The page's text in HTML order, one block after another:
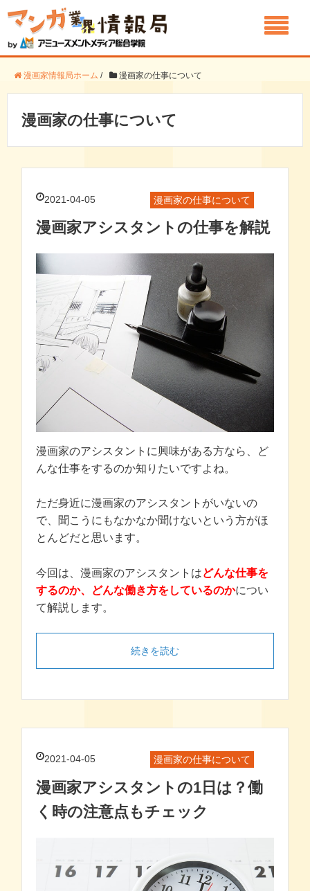
漫画家情報局ホーム / 漫画家の仕事について
漫画家の仕事について
2021-04-05 漫画家の仕事について
漫画家アシスタントの仕事を解説
漫画家のアシスタントに興味がある方なら、ど
んな仕事をするのか知りたいですよね。
ただ身近に漫画家のアシスタントがいないの
で、聞こうにもなかなか聞けないという方がほ
とんどだと思います。
今回は、漫画家のアシスタントはどんな仕事を
するのか、どんな働き方をしているのかについ
て解説します。
続きを読む
2021-04-05 漫画家の仕事について
漫画家アシスタントの1日は？働
く時の注意点もチェック